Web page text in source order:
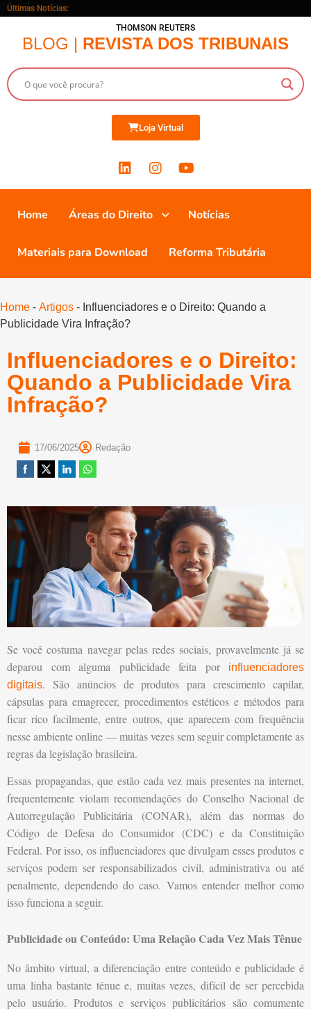
Últimas Notícias:
THOMSON REUTERS
BLOG | REVISTA DOS TRIBUNAIS
Loja Virtual
Home Áreas do Direito Notícias
Materiais para Download Reforma Tributária
Home - Artigos - Influenciadores e o Direito: Quando a
Publicidade Vira Infração?
Influenciadores e o Direito:
Quando a Publicidade Vira
Infração?
17/06/2025 Redação
Se você costuma navegar pelas redes sociais, provavelmente já se
deparou com alguma publicidade feita por
influenciadores
digitais. São anúncios de produtos para crescimento capilar,
cápsulas para emagrecer, procedimentos estéticos e métodos para
ficar rico facilmente, entre outros, que aparecem com frequência
nesse ambiente online — muitas vezes sem seguir completamente as
regras da legislação brasileira.
Essas propagandas, que estão cada vez mais presentes na internet,
frequentemente violam recomendações do Conselho Nacional de
Autorregulação Publicitária (CONAR), além das normas do
Código de Defesa do Consumidor (CDC) e da Constituição
Federal. Por isso, os influenciadores que divulgam esses produtos e
serviços podem ser responsabilizados civil, administrativa ou até
penalmente, dependendo do caso. Vamos entender melhor como
isso funciona a seguir.
Publicidade ou Conteúdo: Uma Relação Cada Vez Mais Tênue
No âmbito virtual, a diferenciação entre conteúdo e publicidade é
uma linha bastante tênue e, muitas vezes, difícil de ser percebida
pelo usuário. Produtos e serviços publicitários são comumente